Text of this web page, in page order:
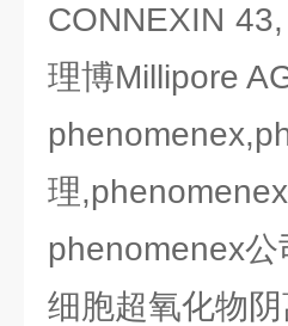
CONNEXIN
理博Millipore
理
phenomenex
细胞超氧化物